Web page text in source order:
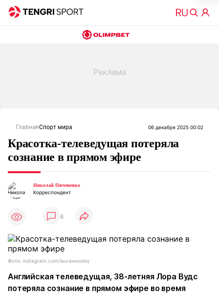
ГлавнаяСпорт мира 06 декабря 2025 00:02
Красотка-телеведущая потеряла
сознание в прямом эфире
Николай Пичененко
Корреспондент
6
Фото: instagram.com/laurawoodsy
Английская телеведущая, 38-летняя Лора Вудс
потеряла сознание в прямом эфире во время